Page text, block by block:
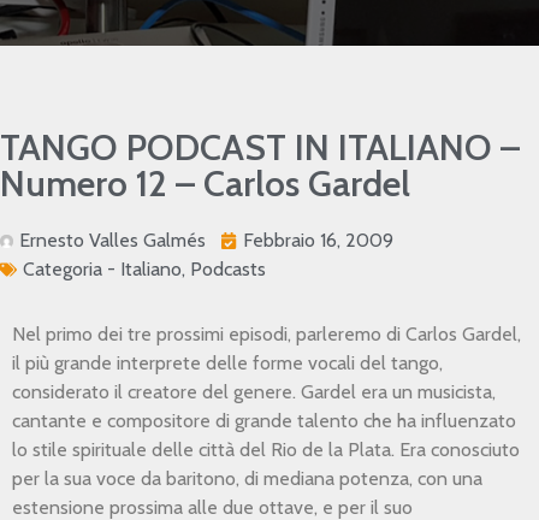
TANGO PODCAST IN ITALIANO –
Numero 12 – Carlos Gardel
Ernesto Valles Galmés
Febbraio 16, 2009
Categoria - Italiano, Podcasts
Nel primo dei tre prossimi episodi, parleremo di Carlos Gardel,
il più grande interprete delle forme vocali del tango,
considerato il creatore del genere. Gardel era un musicista,
cantante e compositore di grande talento che ha influenzato
lo stile spirituale delle città del Rio de la Plata. Era conosciuto
per la sua voce da baritono, di mediana potenza, con una
estensione prossima alle due ottave, e per il suo